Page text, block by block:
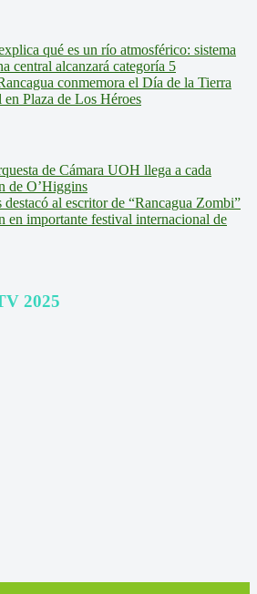
qué es un río atmosférico: sistema
central alcanzará categoría 5
conmemora el Día de la Tierra
Plaza de Los Héroes
de Cámara UOH llega a cada
de O’Higgins
destacó al escritor de “Rancagua Zombi”
en importante festival internacional de
2025